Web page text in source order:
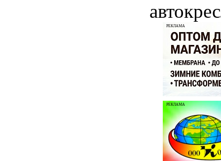
РЕКЛАМА
РЕКЛАМА